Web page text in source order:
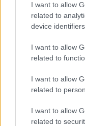
I want to allow
related to
device
I want to allow
related to
I want to allow
related to
I want to allow
related to
επιπλέον χρόνια